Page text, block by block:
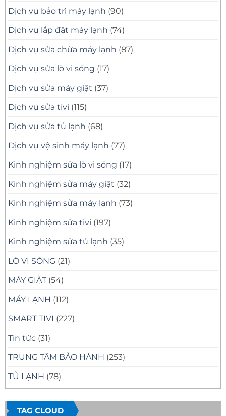
Dịch vụ bảo trì máy lạnh (90)
Dịch vụ lắp đặt máy lạnh (74)
Dịch vụ sửa chữa máy lạnh (87)
Dịch vụ sửa lò vi sóng (17)
Dịch vụ sửa máy giặt (37)
Dịch vụ sửa tivi (115)
Dịch vụ sửa tủ lạnh (68)
Dịch vụ vệ sinh máy lạnh (77)
Kinh nghiệm sửa lò vi sóng (17)
Kinh nghiệm sửa máy giặt (32)
Kinh nghiệm sửa máy lạnh (73)
Kinh nghiệm sửa tivi (197)
Kinh nghiệm sửa tủ lạnh (35)
LÒ VI SÓNG (21)
MÁY GIẶT (54)
MÁY LẠNH (112)
SMART TIVI (227)
Tin tức (31)
TRUNG TÂM BẢO HÀNH (253)
TỦ LẠNH (78)
TAG CLOUD